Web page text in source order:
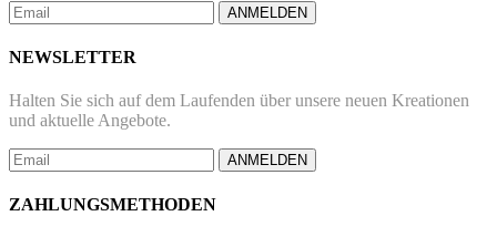
ANMELDEN
NEWSLETTER
Halten Sie sich auf dem Laufenden über unsere neuen Kreationen
und aktuelle Angebote.
ANMELDEN
ZAHLUNGSMETHODEN